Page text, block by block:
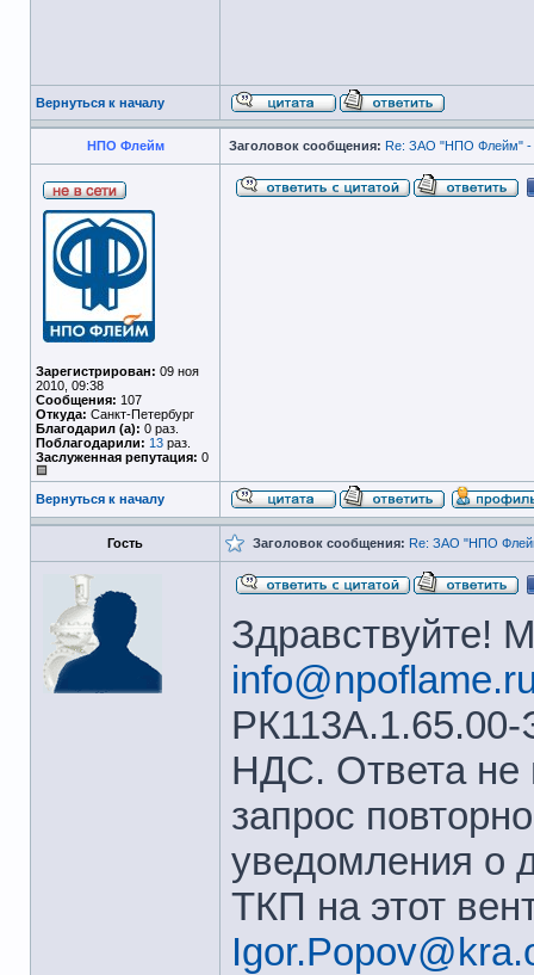
Вернуться к началу
НПО Флейм Заголовок сообщения: Re: ЗАО "НПО Флейм" -
Зарегистрирован: 09 ноя
2010, 09:38
Сообщения: 107
Откуда: Санкт-Петербург
Благодарил (а): 0 раз.
Поблагодарили: 13 раз.
Заслуженная репутация: 0
Вернуться к началу
Гость Заголовок сообщения: Re: ЗАО "НПО
Здравствуйте!
РК113А.1.65.00-
НДС. Ответа не
запрос
уведомления о
ТКП на этот